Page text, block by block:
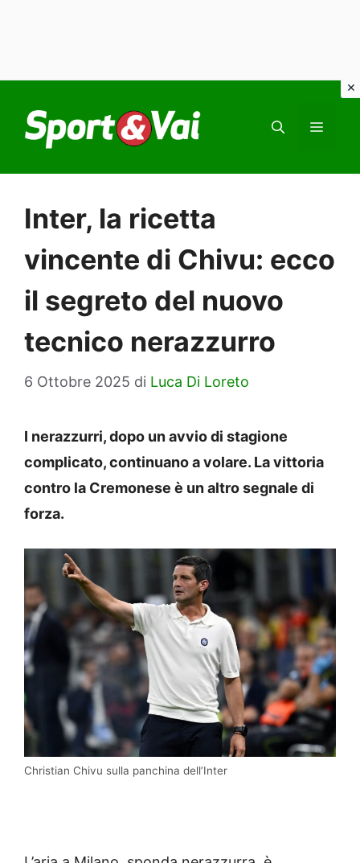
contenuto
Inter, la ricetta
vincente di Chivu: ecco
il segreto del nuovo
tecnico nerazzurro
6 Ottobre 2025 di Luca Di Loreto
I nerazzurri, dopo un avvio di stagione
complicato, continuano a volare. La vittoria
contro la Cremonese è un altro segnale di
forza.
Christian Chivu sulla panchina dell’Inter